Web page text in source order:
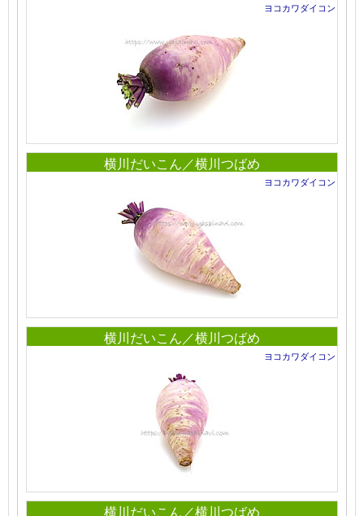
ヨコカワダイコン
横川だいこん／横川つばめ
ヨコカワダイコン
横川だいこん／横川つばめ
ヨコカワダイコン
横川だいこん／横川つばめ